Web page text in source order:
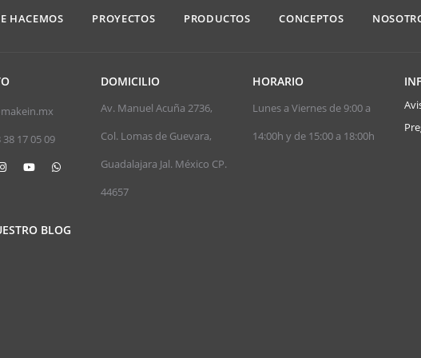
HACEMOS PROYECTOS PRODUCTOS CONCEPTOS
17 05 09
BLOG
DOMICILIO
Av. Manuel Acuña 2736,
Col. Lomas de Guevara,
Guadalajara Jal. México CP.
44657
HORARIO
Lunes a Viernes de 9:00 a
14:00h y de 15:00 a 18:00h